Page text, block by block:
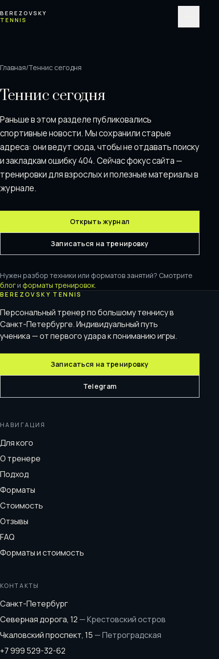
BEREZOVSKY
TENNIS
Главная/Теннис сегодня
Теннис сегодня
Раньше в этом разделе публиковались
спортивные новости. Мы сохранили старые
адреса: они ведут сюда, чтобы не отдавать поискy
и закладкам ошибку 404. Сейчас фокус сайта —
тренировки для взрослых и полезные материалы в
журнале.
Открыть журнал
Записаться на тренировку
Нужен разбор техники или форматов занятий? Смотрите
блог и форматы тренировок.
BEREZOVSKY TENNIS
Персональный тренер по большому теннису в
Санкт-Петербурге. Индивидуальный путь
ученика — от первого удара к пониманию игры.
Записаться на тренировку
Telegram
НАВИГАЦИЯ
Для кого
О тренере
Подход
Форматы
Стоимость
Отзывы
FAQ
Форматы и стоимость
КОНТАКТЫ
Санкт-Петербург
Северная дорога, 12 —Крестовский остров
Чкаловский проспект, 15 —Петроградская
+7 999 529-32-62